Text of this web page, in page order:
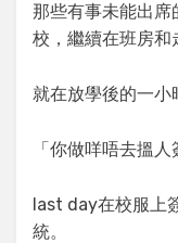
那些有事未能出席
校，繼續在班房和
就在放學後的一小
「你做咩唔去搵人
last day在校服上
統。